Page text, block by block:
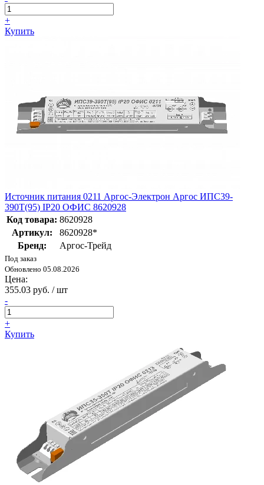
+
Купить
Источник питания 0211 Аргос-Электрон Аргос ИПС39-
390Т(95) IP20 ОФИС 8620928
Код товара: 8620928
Артикул:
8620928*
Бренд:
Аргос-Трейд
Под заказ
Обновлено 05.08.2026
Цена:
355.03 руб. / шт
-
+
Купить